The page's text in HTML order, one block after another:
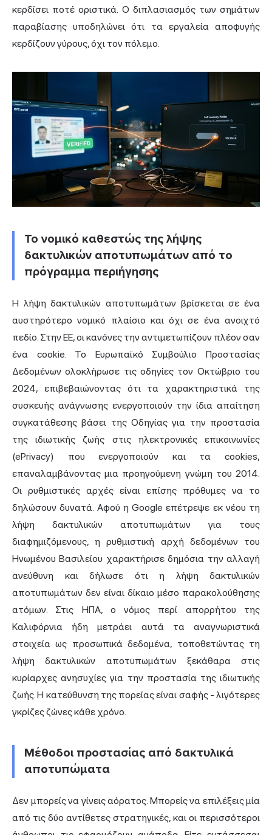
κερδίσει ποτέ οριστικά. Ο διπλασιασμός των σημάτων
παραβίασης υποδηλώνει ότι τα εργαλεία αποφυγής
κερδίζουν γύρους, όχι τον πόλεμο.
Το νομικό καθεστώς της λήψης
δακτυλικών αποτυπωμάτων από το
πρόγραμμα περιήγησης
Η λήψη δακτυλικών αποτυπωμάτων βρίσκεται σε ένα
αυστηρότερο νομικό πλαίσιο και όχι σε ένα ανοιχτό
πεδίο. Στην ΕΕ, οι κανόνες την αντιμετωπίζουν πλέον σαν
ένα cookie. Το Ευρωπαϊκό Συμβούλιο Προστασίας
Δεδομένωνολοκλήρωσε τις οδηγίες τον Οκτώβριο του
2024, επιβεβαιώνοντας ότι τα χαρακτηριστικά της
συσκευής ανάγνωσης ενεργοποιούν την ίδια απαίτηση
συγκατάθεσης βάσει της Οδηγίας για την προστασία
της ιδιωτικής ζωής στις ηλεκτρονικές επικοινωνίες
(ePrivacy) που ενεργοποιούν και τα cookies,
επαναλαμβάνοντας μια προηγούμενη γνώμη του 2014.
Οι ρυθμιστικές αρχές είναι επίσης πρόθυμες να το
δηλώσουν δυνατά. Αφού η Google επέτρεψε εκ νέου τη
λήψη δακτυλικών αποτυπωμάτων για τους
διαφημιζόμενους, η ρυθμιστική αρχή δεδομένων του
Ηνωμένου Βασιλείου χαρακτήρισε δημόσια την αλλαγή
ανεύθυνη και δήλωσε ότι η λήψη δακτυλικών
αποτυπωμάτων δεν είναι δίκαιο μέσο παρακολούθησης
ατόμων. Στις ΗΠΑ, ο νόμος περί απορρήτου της
Καλιφόρνια ήδη μετράει αυτά τα αναγνωριστικά
στοιχεία ως προσωπικά δεδομένα, τοποθετώντας τη
λήψη δακτυλικών αποτυπωμάτων ξεκάθαρα στις
κυρίαρχες ανησυχίες για την προστασία της ιδιωτικής
ζωής. Η κατεύθυνση της πορείας είναι σαφής - λιγότερες
γκρίζες ζώνες κάθε χρόνο.
Μέθοδοι προστασίας από δακτυλικά
αποτυπώματα
Δεν μπορείς να γίνεις αόρατος. Μπορείς να επιλέξεις μία
από τις δύο αντίθετες στρατηγικές, και οι περισσότεροι